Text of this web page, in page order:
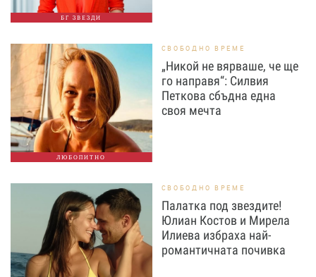
БГ ЗВЕЗДИ
ЛЮБОПИТНО
СВОБОДНО ВРЕМЕ
„Никой не вярваше, че ще
го направя“: Силвия
Петкова сбъдна една
своя мечта
СВОБОДНО ВРЕМЕ
Палатка под звездите!
Юлиан Костов и Мирела
Илиева избраха най-
романтичната почивка